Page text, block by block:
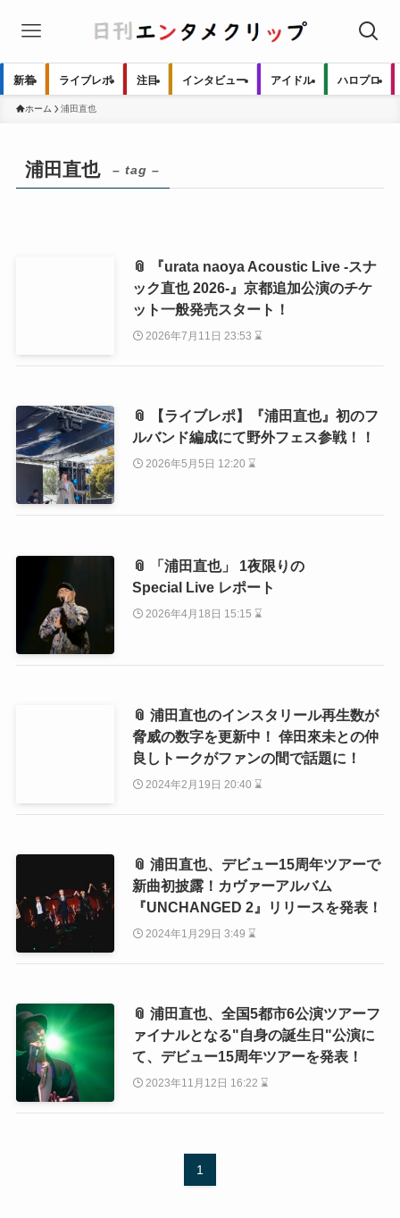
新着 ライブレポ 注目 インタビュー アイドル ハロプロ
ホーム 浦田直也
浦田直也 – tag –
📎 『urata naoya Acoustic Live -スナ
ック直也 2026-』京都追加公演のチケ
ット一般発売スタート！
2026年7月11日 23:53 ⌛
📎 【ライブレポ】『浦田直也』初のフ
ルバンド編成にて野外フェス参戦！！
2026年5月5日 12:20 ⌛
📎 「浦田直也」 1夜限りの
Special Live レポート
2026年4月18日 15:15 ⌛
📎 浦田直也のインスタリール再生数が
脅威の数字を更新中！ 倖田來未との仲
良しトークがファンの間で話題に！
2024年2月19日 20:40 ⌛
📎 浦田直也、デビュー15周年ツアーで
新曲初披露！カヴァーアルバム
『UNCHANGED 2』リリースを発表！
2024年1月29日 3:49 ⌛
📎 浦田直也、全国5都市6公演ツアーフ
ァイナルとなる"自身の誕生日"公演に
て、デビュー15周年ツアーを発表！
2023年11月12日 16:22 ⌛
1